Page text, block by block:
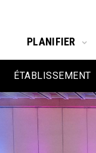
PLANIFIER
ÉTABLISSEMENT